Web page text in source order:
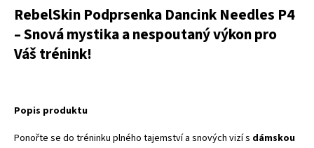
RebelSkin Podprsenka Dancink Needles P4
– Snová mystika a nespoutaný výkon pro
Váš trénink!
Popis produktu
Ponořte se do tréninku plného tajemství a snových vizí s dámskou